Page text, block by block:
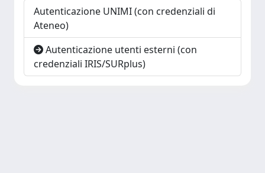
Autenticazione UNIMI (con credenziali di
Ateneo)
Autenticazione utenti esterni (con
credenziali IRIS/SURplus)